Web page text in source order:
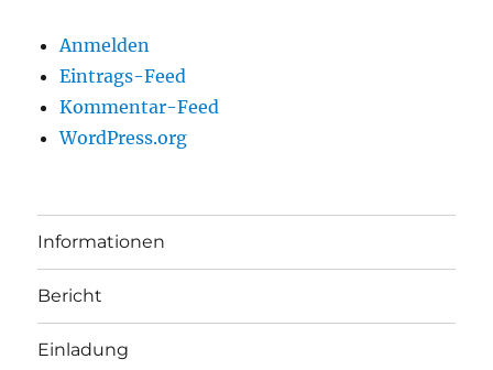
Anmelden
Eintrags-Feed
Kommentar-Feed
WordPress.org
Informationen
Bericht
Einladung